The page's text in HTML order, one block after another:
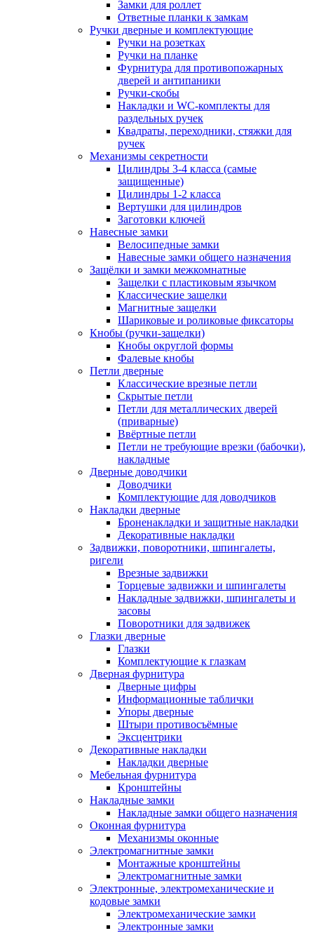
Замки для роллет
Ответные планки к замкам
Ручки дверные и комплектующие
Ручки на розетках
Ручки на планке
Фурнитура для противопожарных
дверей и антипаники
Ручки-скобы
Накладки и WC-комплекты для
раздельных ручек
Квадраты, переходники, стяжки для
ручек
Механизмы секретности
Цилиндры 3-4 класса (самые
защищенные)
Цилиндры 1-2 класса
Вертушки для цилиндров
Заготовки ключей
Навесные замки
Велосипедные замки
Навесные замки общего назначения
Защёлки и замки межкомнатные
Защелки с пластиковым язычком
Классические защелки
Магнитные защелки
Шариковые и роликовые фиксаторы
Кнобы (ручки-защелки)
Кнобы округлой формы
Фалевые кнобы
Петли дверные
Классические врезные петли
Скрытые петли
Петли для металлических дверей
(приварные)
Ввёртные петли
Петли не требующие врезки (бабочки),
накладные
Дверные доводчики
Доводчики
Комплектующие для доводчиков
Накладки дверные
Броненакладки и защитные накладки
Декоративные накладки
Задвижки, поворотники, шпингалеты,
ригели
Врезные задвижки
Торцевые задвижки и шпингалеты
Накладные задвижки, шпингалеты и
засовы
Поворотники для задвижек
Глазки дверные
Глазки
Комплектующие к глазкам
Дверная фурнитура
Дверные цифры
Информационные таблички
Упоры дверные
Штыри противосъёмные
Эксцентрики
Декоративные накладки
Накладки дверные
Мебельная фурнитура
Кронштейны
Накладные замки
Накладные замки общего назначения
Оконная фурнитура
Механизмы оконные
Электромагнитные замки
Монтажные кронштейны
Электромагнитные замки
Электронные, электромеханические и
кодовые замки
Электромеханические замки
Электронные замки